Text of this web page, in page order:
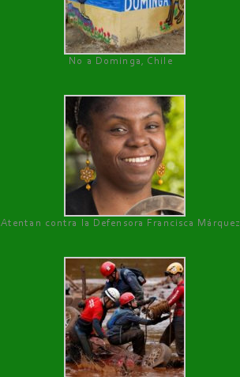
No a Dominga, Chile
Atentan contra la Defensora Francisca Márquez